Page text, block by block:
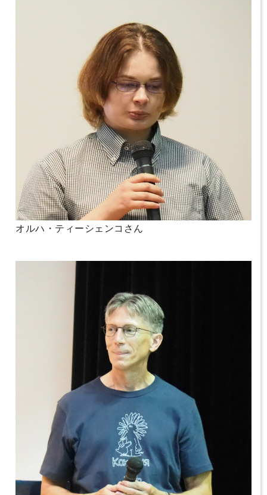
オルハ・ティーシェンコさん